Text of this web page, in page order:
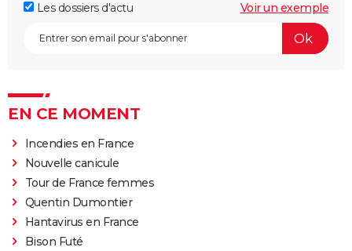
Les dossiers d'actu
Voir un exemple
EN CE MOMENT
Incendies en France
Nouvelle canicule
Tour de France femmes
Quentin Dumontier
Hantavirus en France
Bison Futé